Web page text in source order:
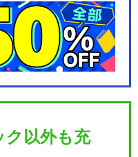
ク以外も充